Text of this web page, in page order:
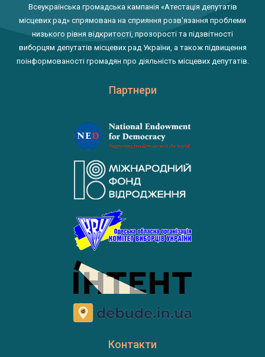
Всеукраїнська громадська кампанія «Атестація депутатів
місцевих рад» спрямована на сприяння розв'язання проблеми
низького рівня відкритості, прозорості та підзвітності
виборцям депутатів місцевих рад України, а також підвищення
поінформованості громадян про діяльність місцевих депутатів.
Партнери
Контакти